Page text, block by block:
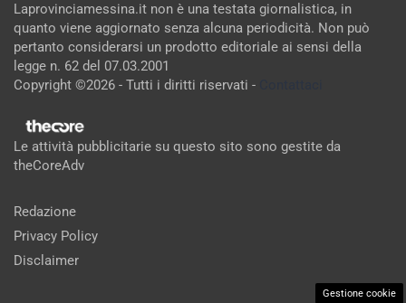
Laprovinciamessina.it non è una testata giornalistica, in
quanto viene aggiornato senza alcuna periodicità. Non può
pertanto considerarsi un prodotto editoriale ai sensi della
legge n. 62 del 07.03.2001
Copyright ©2026 - Tutti i diritti riservati -
Le attività pubblicitarie su questo sito sono gestite da
theCoreAdv
Redazione
Privacy Policy
Disclaimer
Gestione cookie